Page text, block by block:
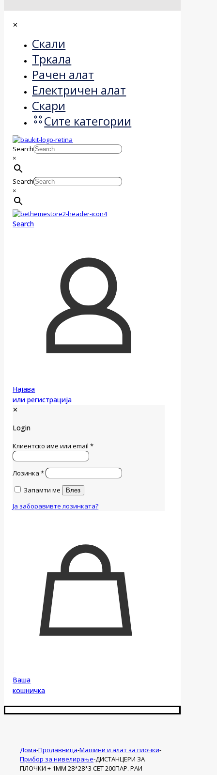
✕
Скали
Тркала
Рачен алат
Електричен алат
Скари
Сите категории
Search
×
Search
×
Search
Најава
или регистрација
✕
Login
Клиентско име или email*
Лозинка*
Запамти ме
Влез
Ја заборавивте лозинката?
Ваша
кошничка
Дома-Продавница-Машини и алат за плочки-
Прибор за нивелирање-ДИСТАНЦЕРИ ЗА
ПЛОЧКИ + 1ММ 28*28*3 СЕТ 200ПАР. РАИ